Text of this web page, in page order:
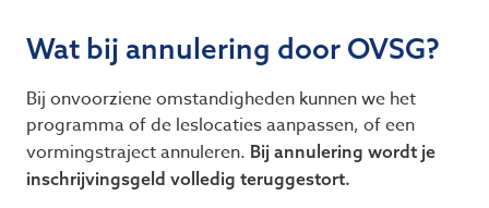
Wat bij annulering door OVSG?
Bij onvoorziene omstandigheden kunnen we het
programma of de leslocaties aanpassen, of een
vormingstraject annuleren. Bij annulering wordt je
inschrijvingsgeld volledig teruggestort.